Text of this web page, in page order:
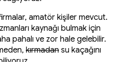
amatör kişiler mevcut.
kaynağı bulmak için
pahalı ve zor hale gelebilir.
kırmadan su kaçağını